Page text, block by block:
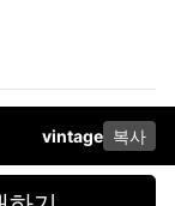
vintage 복사
자 정보다운로드